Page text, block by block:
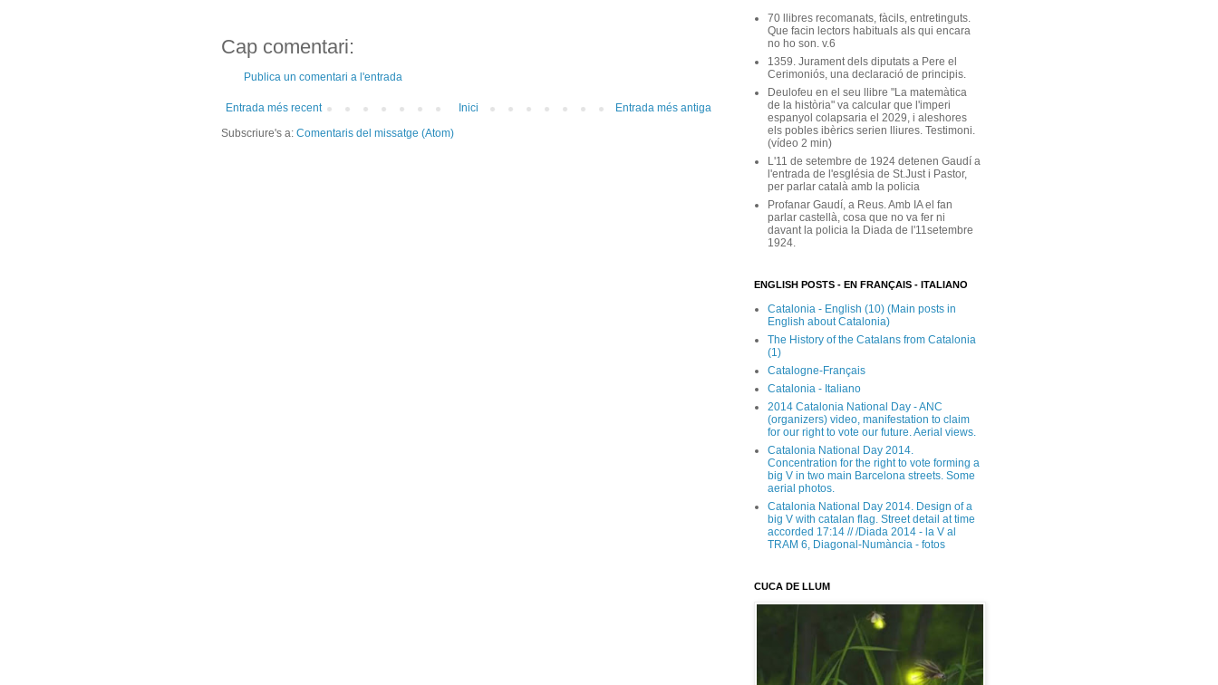
Cap comentari:
Publica un comentari a l'entrada
Entrada més recent Entrada més antiga
Inici
Subscriure's a: Comentaris del missatge (Atom)
70 llibres recomanats, fàcils, entretinguts.
Que facin lectors habituals als qui encara
no ho son. v.6
1359. Jurament dels diputats a Pere el
Cerimoniós, una declaració de principis.
Deulofeu en el seu llibre "La matemàtica
de la història" va calcular que l'imperi
espanyol colapsaria el 2029, i aleshores
els pobles ibèrics serien lliures. Testimoni.
(vídeo 2 min)
L'11 de setembre de 1924 detenen Gaudí a
l'entrada de l'església de St.Just i Pastor,
per parlar català amb la policia
Profanar Gaudí, a Reus. Amb IA el fan
parlar castellà, cosa que no va fer ni
davant la policia la Diada de l'11setembre
1924.
ENGLISH POSTS - EN FRANÇAIS - ITALIANO
Catalonia - English (10) (Main posts in
English about Catalonia)
The History of the Catalans from Catalonia
(1)
Catalogne-Français
Catalonia - Italiano
2014 Catalonia National Day - ANC
(organizers) video, manifestation to claim
for our right to vote our future. Aerial views.
Catalonia National Day 2014.
Concentration for the right to vote forming a
big V in two main Barcelona streets. Some
aerial photos.
Catalonia National Day 2014. Design of a
big V with catalan flag. Street detail at time
accorded 17:14 // /Diada 2014 - la V al
TRAM 6, Diagonal-Numància - fotos
CUCA DE LLUM